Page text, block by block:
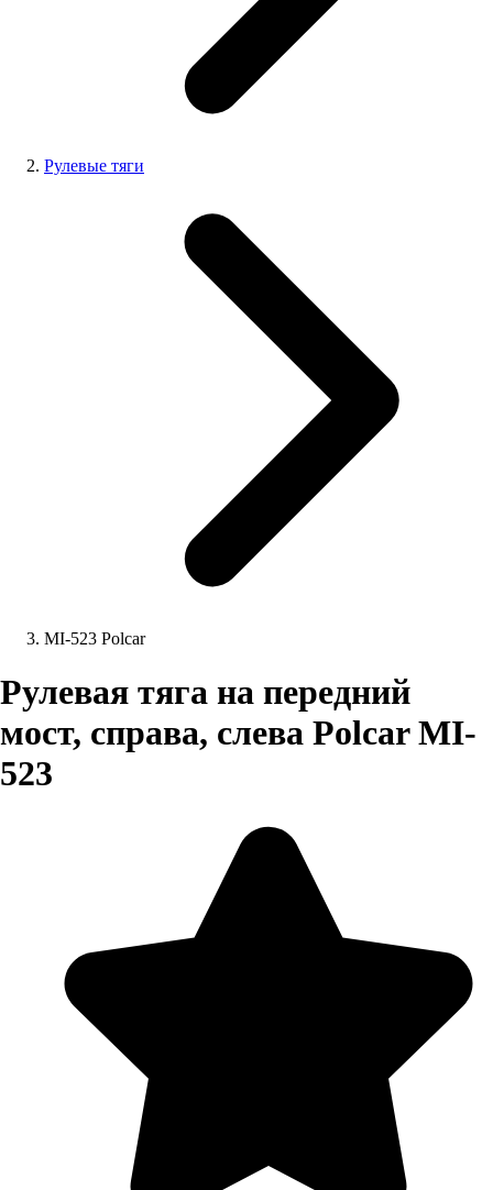
Рулевые тяги
MI-523 Polcar
Рулевая тяга на передний
мост, справа, слева Polcar MI-
523